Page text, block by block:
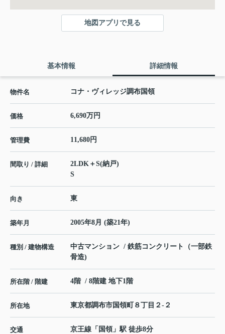
地図アプリで見る
基本情報 詳細情報
物件名 コナ・ヴィレッジ調布国領
価格 6,690万円
管理費 11,680円
間取り / 詳細
2LDK＋S(納戸)
S
向き 東
築年月 2005年8月 (築21年)
種別 / 建物構造
中古マンション / 鉄筋コンクリート（一部鉄
骨造)
所在階 / 階建 4階 / 8階建 地下1階
所在地 東京都調布市国領町８丁目２-２
交通 京王線 「 国領」駅 徒歩8分